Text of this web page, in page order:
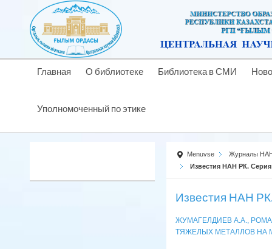
Главная О библиотеке Библиотека в СМИ
Уполномоченный по этике
Menuvse
Журналы
Известия НАН РК.
Известия НАН
ЖУМАГЕЛДИЕВ А.А.,
ТЯЖЕЛЫХ МЕТАЛЛОВ НА